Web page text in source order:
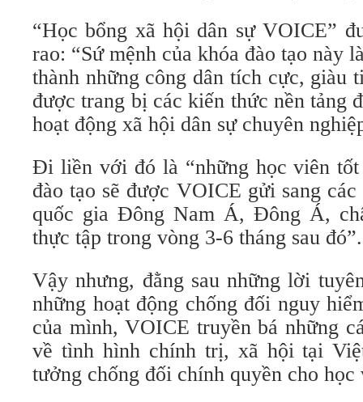
“Học bổng xã hội dân sự VOICE”
rao: “Sứ mệnh của khóa đào tạo này
thành những công dân tích cực, giàu
được trang bị các kiến thức nền tảng
hoạt động xã hội dân sự chuyên
Đi liền với đó là “những học viên tốt
đào tạo sẽ được VOICE gửi sang
quốc gia Đông Nam Á, Đông Á,
thực tập trong vòng 3-6 tháng sau đó”.
Vậy nhưng, đằng sau những lời
những hoạt động chống đối nguy
của mình, VOICE truyền bá những
về tình hình chính trị, xã hội tại
tưởng chống đối chính quyền cho học